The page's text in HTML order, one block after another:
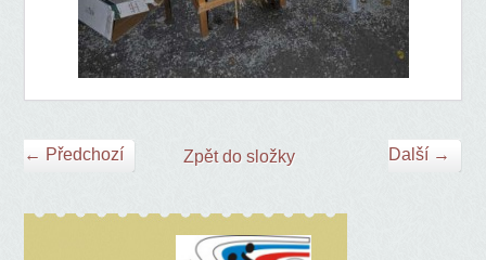
← Předchozí Další →
Zpět do složky